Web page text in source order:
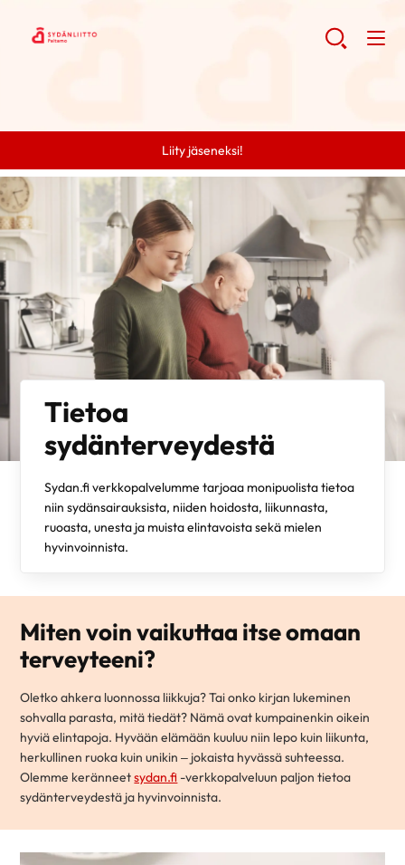
Liity jäseneksi!
Tietoa
sydänterveydestä
Sydan.fi verkkopalvelumme tarjoaa monipuolista tietoa
niin sydänsairauksista, niiden hoidosta, liikunnasta,
ruoasta, unesta ja muista elintavoista sekä mielen
hyvinvoinnista.
Miten voin vaikuttaa itse omaan
terveyteeni?
Oletko ahkera luonnossa liikkuja? Tai onko kirjan lukeminen
sohvalla parasta, mitä tiedät? Nämä ovat kumpainenkin oikein
hyviä elintapoja. Hyvään elämään kuuluu niin lepo kuin liikunta,
herkullinen ruoka kuin unikin – jokaista hyvässä suhteessa.
Olemme keränneetsydan.fi -verkkopalveluun paljon tietoa
sydänterveydestä ja hyvinvoinnista.